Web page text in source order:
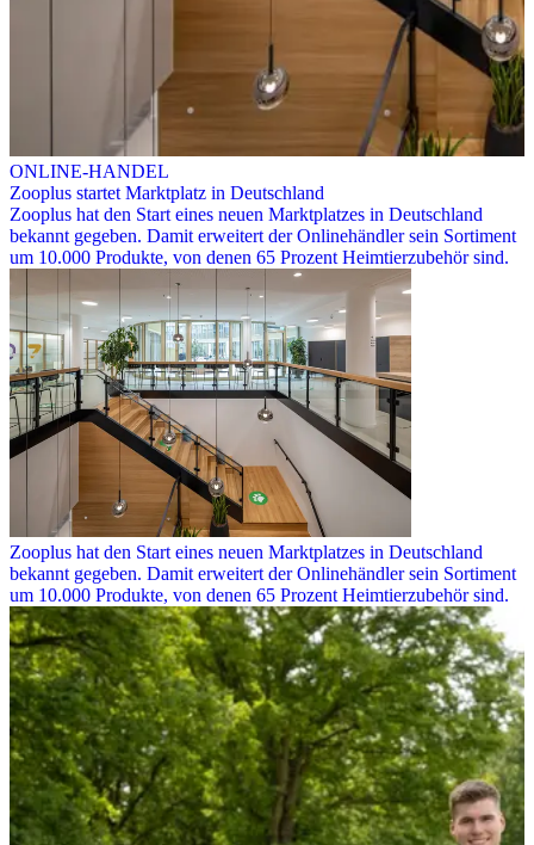
ONLINE-HANDEL
Zooplus startet Marktplatz in Deutschland
Zooplus hat den Start eines neuen Marktplatzes in Deutschland
bekannt gegeben. Damit erweitert der Onlinehändler sein Sortiment
um 10.000 Produkte, von denen 65 Prozent Heimtierzubehör sind.
Zooplus hat den Start eines neuen Marktplatzes in Deutschland
bekannt gegeben. Damit erweitert der Onlinehändler sein Sortiment
um 10.000 Produkte, von denen 65 Prozent Heimtierzubehör sind.